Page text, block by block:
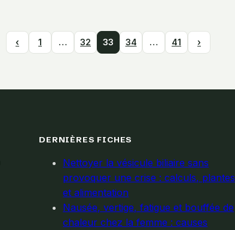
‹ 1 … 32 33 34 … 41 ›
DERNIÈRES FICHES
Nettoyer la vésicule biliaire sans
provoquer une crise : calculs, plantes
et alimentation
Nausée, vertige, fatigue et bouffée de
chaleur chez la femme : causes